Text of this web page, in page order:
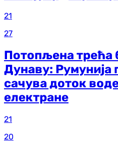
21
27
Потопљена трећа
Дунаву: Румунија
сачува доток
електране
21
20